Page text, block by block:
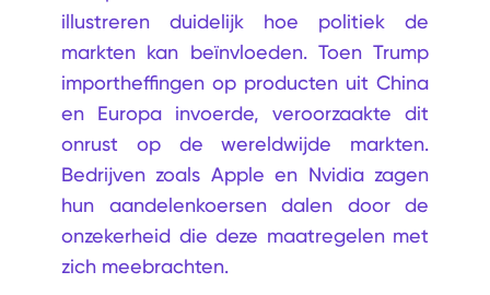
illustreren duidelijk hoe politiek de
markten kan beïnvloeden. Toen Trump
importheffingen op producten uit China
en Europa invoerde, veroorzaakte dit
onrust op de wereldwijde markten.
Bedrijven zoals Apple en Nvidia zagen
hun aandelenkoersen dalen door de
onzekerheid die deze maatregelen met
zich meebrachten.